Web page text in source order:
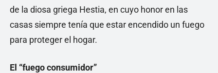
de la diosa griega Hestia, en cuyo honor en las
casas siempre tenía que estar encendido un fuego
para proteger el hogar.
El “fuego consumidor”